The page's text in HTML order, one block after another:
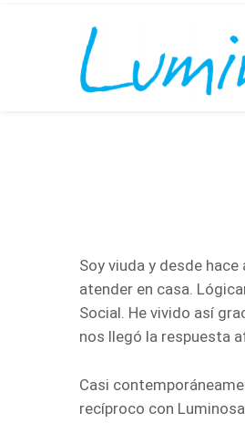
Soy viuda y desde
atender en casa.
Social. He vivido así
nos llegó la respuesta
Casi
recíproco con